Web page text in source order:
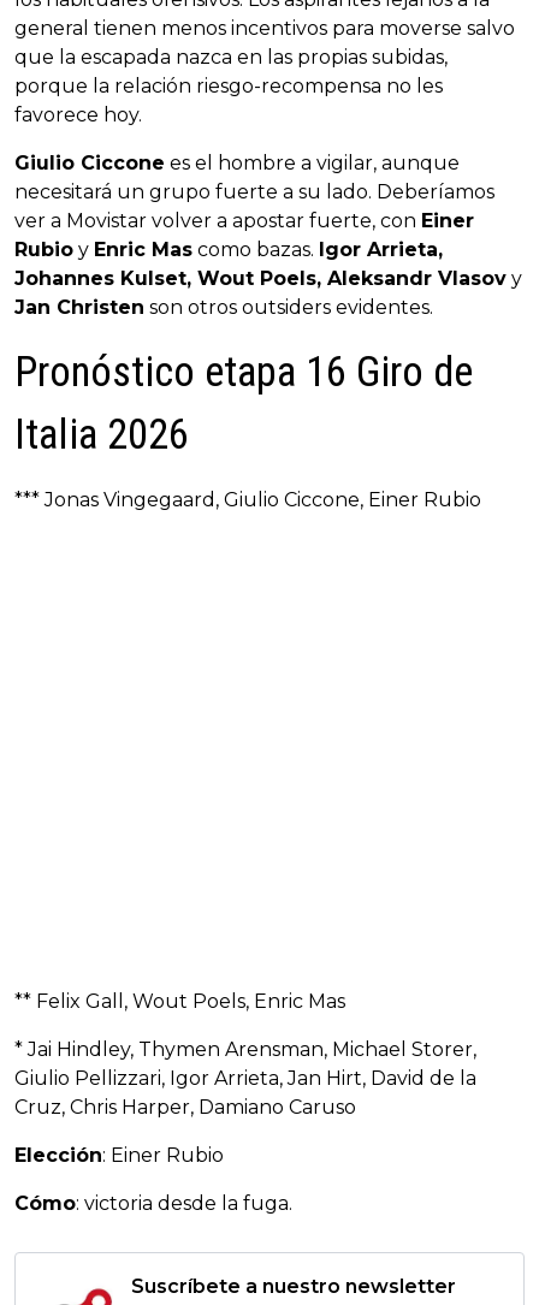
general tienen menos incentivos para moverse salvo
que la escapada nazca en las propias subidas,
porque la relación riesgo-recompensa no les
favorece hoy.
Giulio Ciccone es el hombre a vigilar, aunque
necesitará un grupo fuerte a su lado. Deberíamos
ver a Movistar volver a apostar fuerte, con Einer
Rubio y Enric Mas como bazas. Igor Arrieta,
Johannes Kulset, Wout Poels, Aleksandr Vlasov y
Jan Christen son otros outsiders evidentes.
Pronóstico etapa 16 Giro de
Italia 2026
*** Jonas Vingegaard, Giulio Ciccone, Einer Rubio
** Felix Gall, Wout Poels, Enric Mas
* Jai Hindley, Thymen Arensman, Michael Storer,
Giulio Pellizzari, Igor Arrieta, Jan Hirt, David de la
Cruz, Chris Harper, Damiano Caruso
Elección: Einer Rubio
Cómo: victoria desde la fuga.
Suscríbete a nuestro newsletter